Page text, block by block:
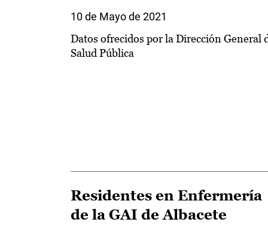
10 de Mayo de 2021
Datos ofrecidos por la Dirección General
Salud Pública
Residentes en Enfermería
de la GAI de Albacete